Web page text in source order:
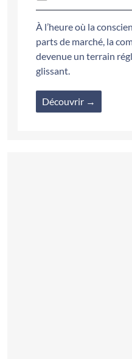
À l’heure où la
parts de marché, la
devenue un terrain
glissant.
Découvrir →